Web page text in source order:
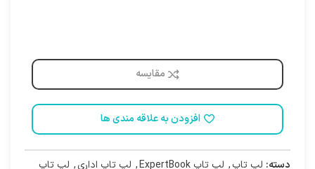
مقایسه
افزودن به علاقه مندی ها
دسته: لپ تاپ, لپ تاپ ExpertBook , لپ تاپ اداری, لپ تاپ